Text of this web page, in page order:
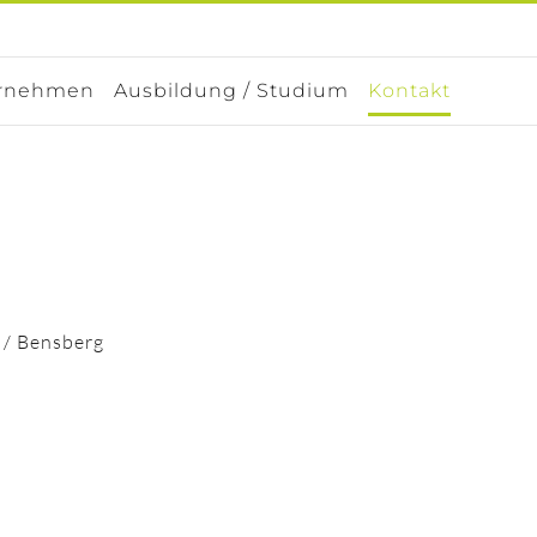
Ausbildung / Studium Kontakt
Bensberg